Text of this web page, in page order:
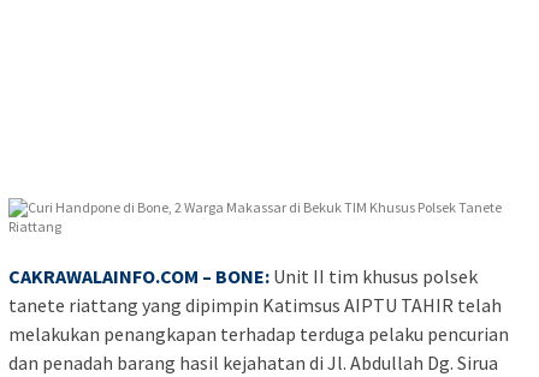
CAKRAWALAINFO.COM – BONE: Unit II tim khusus polsek
tanete riattang yang dipimpin Katimsus AIPTU TAHIR telah
melakukan penangkapan terhadap terduga pelaku pencurian
dan penadah barang hasil kejahatan di Jl. Abdullah Dg. Sirua